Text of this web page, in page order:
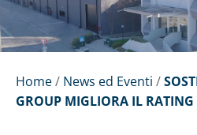
Home/ News ed Eventi /
GROUP MIGLIORA IL RATING